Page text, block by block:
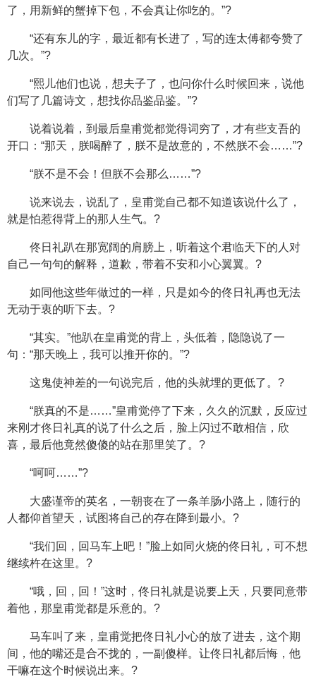
了，用新鲜的蟹掉下包，不会真让你吃的。”?
“还有东儿的字，最近都有长进了，写的连太傅都夸赞了
几次。”?
“熙儿他们也说，想夫子了，也问你什么时候回来，说他
们写了几篇诗文，想找你品鉴品鉴。”?
说着说着，到最后皇甫觉都觉得词穷了，才有些支吾的
开口：“那天，朕喝醉了，朕不是故意的，不然朕不会……”?
“朕不是不会！但朕不会那么……”?
说来说去，说乱了，皇甫觉自己都不知道该说什么了，
就是怕惹得背上的那人生气。?
佟日礼趴在那宽阔的肩膀上，听着这个君临天下的人对
自己一句句的解释，道歉，带着不安和小心翼翼。?
如同他这些年做过的一样，只是如今的佟日礼再也无法
无动于衷的听下去。?
“其实。”他趴在皇甫觉的背上，头低着，隐隐说了一
句：“那天晚上，我可以推开你的。”?
这鬼使神差的一句说完后，他的头就埋的更低了。?
“朕真的不是……”皇甫觉停了下来，久久的沉默，反应过
来刚才佟日礼真的说了什么之后，脸上闪过不敢相信，欣
喜，最后他竟然傻傻的站在那里笑了。?
“呵呵……”?
大盛谨帝的英名，一朝丧在了一条羊肠小路上，随行的
人都仰首望天，试图将自己的存在降到最小。?
“我们回，回马车上吧！”脸上如同火烧的佟日礼，可不想
继续杵在这里。?
“哦，回，回！”这时，佟日礼就是说要上天，只要同意带
着他，那皇甫觉都是乐意的。?
马车叫了来，皇甫觉把佟日礼小心的放了进去，这个期
间，他的嘴还是合不拢的，一副傻样。让佟日礼都后悔，他
干嘛在这个时候说出来。?